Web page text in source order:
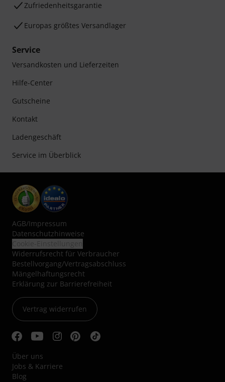
Zufriedenheitsgarantie
Europas größtes Versandlager
Service
Versandkosten und Lieferzeiten
Hilfe-Center
Gutscheine
Kontakt
Ladengeschäft
Service im Überblick
AGB/Impressum
Datenschutzhinweise
Widerrufsrecht für Verbraucher
Bestellvorgang/Vertragsabschluss
Mängelhaftungsrecht
Erklärung zur Barrierefreiheit
Vertrag widerrufen
Über uns
Jobs & Karriere
Blog